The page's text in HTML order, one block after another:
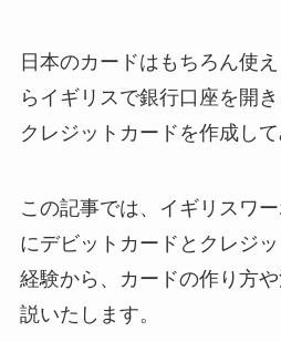
日本のカードはもちろん使
らイギリスで銀行口座を開
クレジットカードを作成して
この記事では、イギリスワ
にデビットカードとクレジ
経験から、カードの作り方
説いたします。